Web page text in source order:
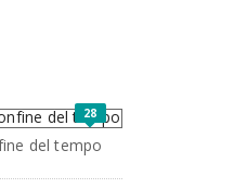
28
del tempo